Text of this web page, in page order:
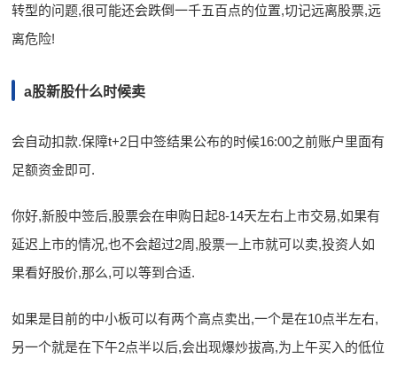
转型的问题,很可能还会跌倒一千五百点的位置,切记远离股票,远
离危险!
a股新股什么时候卖
会自动扣款.保障t+2日中签结果公布的时候16:00之前账户里面有
足额资金即可.
你好,新股中签后,股票会在申购日起8-14天左右上市交易,如果有
延迟上市的情况,也不会超过2周,股票一上市就可以卖,投资人如
果看好股价,那么,可以等到合适.
如果是目前的中小板可以有两个高点卖出,一个是在10点半左右,
另一个就是在下午2点半以后,会出现爆炒拔高,为上午买入的低位